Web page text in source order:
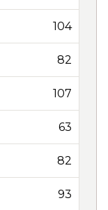
104
82
107
63
82
93